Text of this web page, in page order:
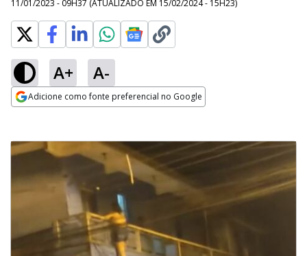
11/01/2023 - 09H37 (ATUALIZADO EM 15/02/2024 - 15H23)
A+ A-
Adicione como fonte preferencial no Google